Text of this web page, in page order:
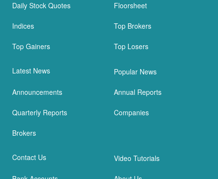
Daily Stock Quotes Floorsheet
Indices Top Brokers
Top Gainers Top Losers
Latest News Popular News
Announcements Annual Reports
Quarterly Reports Companies
Brokers
Contact Us Video Tutorials